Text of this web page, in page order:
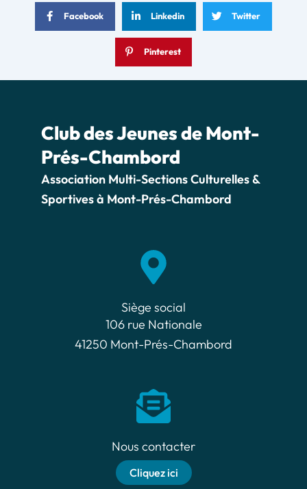
Facebook Linkedin Twitter
Pinterest
Club des Jeunes de Mont-
Prés-Chambord
Association Multi-Sections Culturelles &
Sportives à Mont-Prés-Chambord
Siège social​
106 rue Nationale
41250 Mont-Prés-Chambord
Nous contacter
Cliquez ici